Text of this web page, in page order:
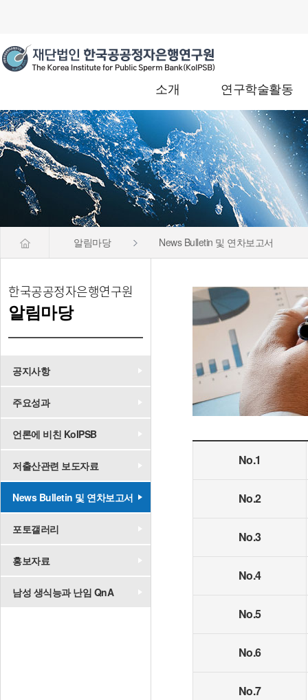
소개 연구학술활동
알림마당 News Bulletin 및 연차보고서
한국공공정자은행연구원
알림마당
공지사항
주요성과
언론에 비친 KoIPSB
저출산관련 보도자료
News Bulletin 및 연차보고서
포토갤러리
홍보자료
남성 생식능과 난임 QnA
No.1
No.2
No.3
No.4
No.5
No.6
No.7